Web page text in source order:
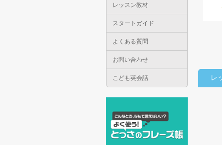
レッスン教材
スタートガイド
よくある質問
お問い合わせ
こども英会話 レ